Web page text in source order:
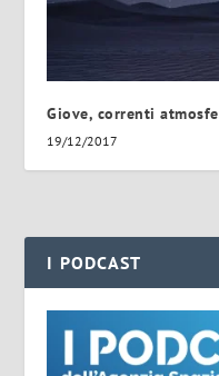
Giove, correnti
19/12/2017
I PODCAST